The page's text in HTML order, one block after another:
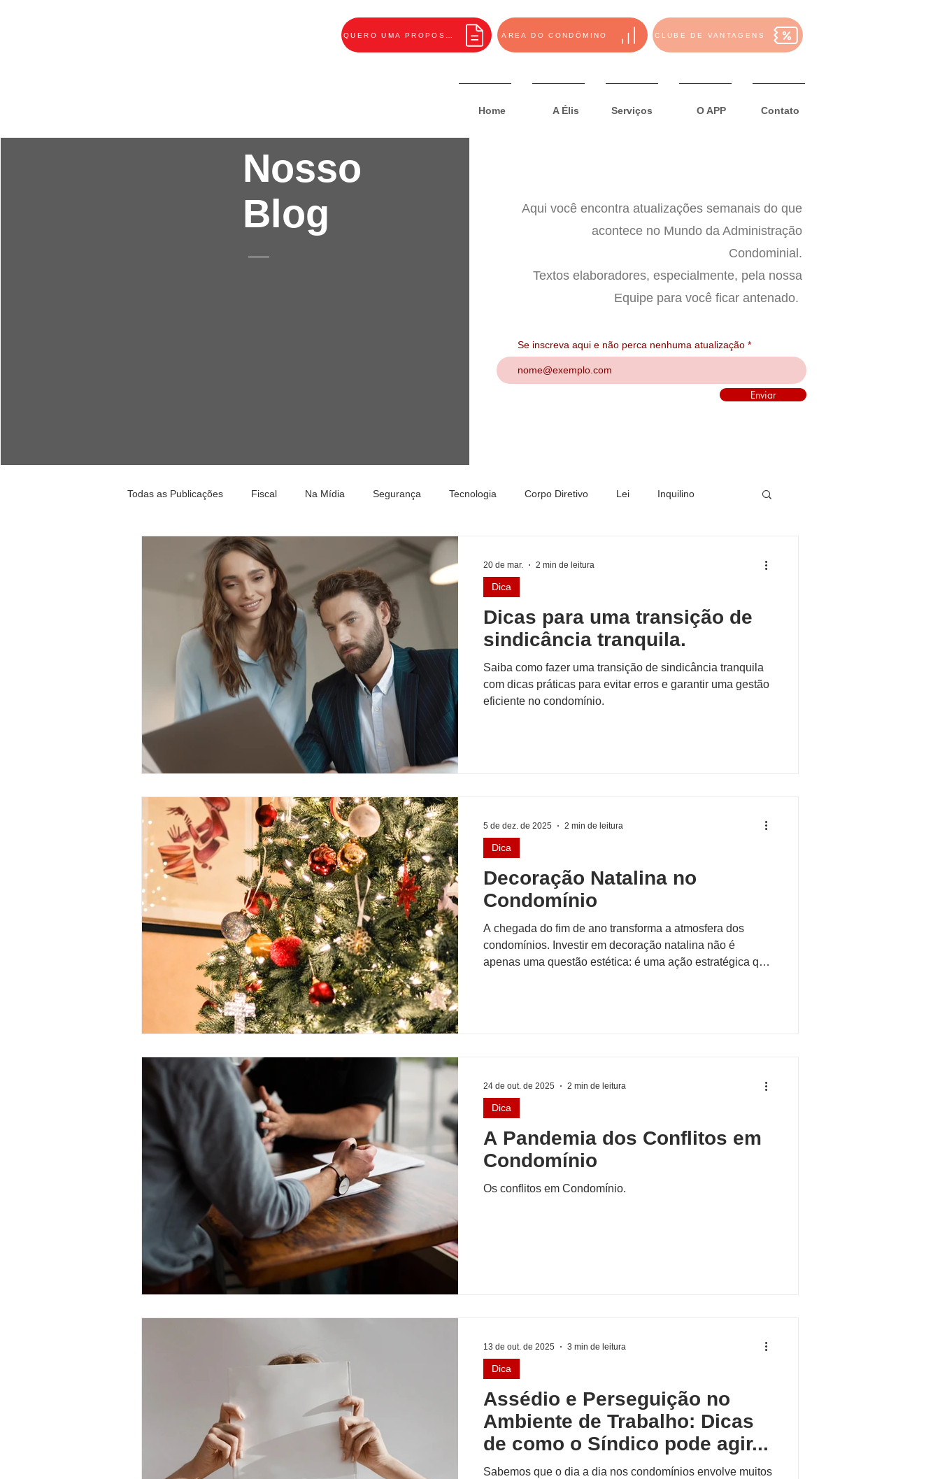
Home A Élis Serviços O APP Contato
ÁREA DO CONDÔMINO CLUBE DE VANTAGENS
Nosso
Blog
Aqui você encontra atualizações semanais do que
acontece no Mundo da Administração
Condominial.
Textos elaboradores, especialmente, pela nossa
Equipe para você ficar antenado.
Se inscreva aqui e não perca nenhuma atualização
Enviar
Todas as Publicações Fiscal Na Mídia Segurança Tecnologia Corpo Diretivo Lei Inquilino
Dica Assembleia
Dicas para uma transição de
sindicância tranquila.
Saiba como fazer uma transição de sindicância tranquila
com dicas práticas para evitar erros e garantir uma gestão
eficiente no condomínio.
Dica
20 de mar. 2 min de leitura
Decoração Natalina no
Condomínio
A chegada do fim de ano transforma a atmosfera dos
condomínios. Investir em decoração natalina não é
apenas uma questão estética: é uma ação estratégica que
Dica
5 de dez. de 2025 2 min de leitura
A Pandemia dos Conflitos em
Condomínio
Os conflitos em Condomínio.
Dica
24 de out. de 2025 2 min de leitura
Assédio e Perseguição no
Ambiente de Trabalho: Dicas
de como o Síndico pode agir...
Sabemos que o dia a dia nos condomínios envolve muitos
Dica
13 de out. de 2025 3 min de leitura